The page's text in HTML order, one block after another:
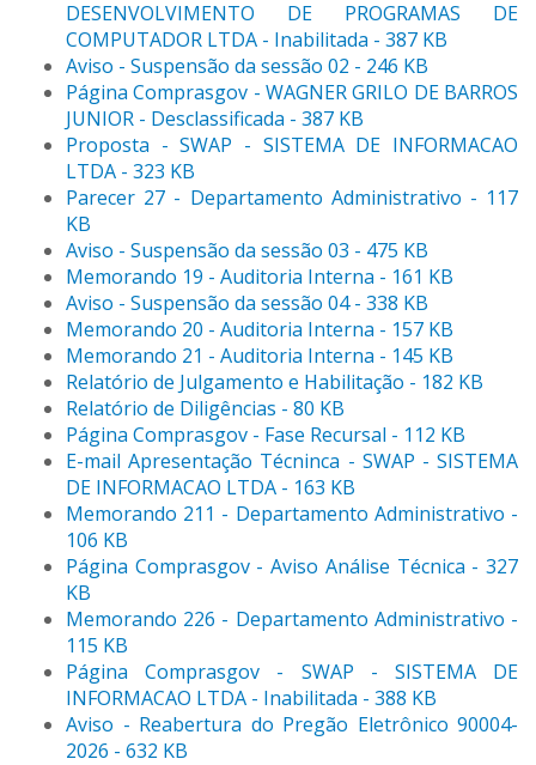
DESENVOLVIMENTO DE PROGRAMAS DE
COMPUTADOR LTDA - Inabilitada - 387 KB
Aviso - Suspensão da sessão 02 - 246 KB
Página Comprasgov - WAGNER GRILO DE BARROS
JUNIOR - Desclassificada - 387 KB
Proposta - SWAP - SISTEMA DE INFORMACAO
LTDA - 323 KB
Parecer 27 - Departamento Administrativo - 117
KB
Aviso - Suspensão da sessão 03 - 475 KB
Memorando 19 - Auditoria Interna - 161 KB
Aviso - Suspensão da sessão 04 - 338 KB
Memorando 20 - Auditoria Interna - 157 KB
Memorando 21 - Auditoria Interna - 145 KB
Relatório de Julgamento e Habilitação - 182 KB
Relatório de Diligências - 80 KB
Página Comprasgov - Fase Recursal - 112 KB
E-mail Apresentação Técninca - SWAP - SISTEMA
DE INFORMACAO LTDA - 163 KB
Memorando 211 - Departamento Administrativo -
106 KB
Página Comprasgov - Aviso Análise Técnica - 327
KB
Memorando 226 - Departamento Administrativo -
115 KB
Página Comprasgov - SWAP - SISTEMA DE
INFORMACAO LTDA - Inabilitada - 388 KB
Aviso - Reabertura do Pregão Eletrônico 90004-
2026 - 632 KB